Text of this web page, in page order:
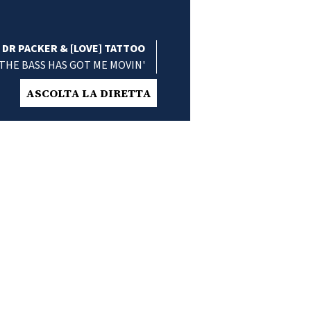
DR PACKER & [LOVE] TATTOO
BASS HAS GOT ME MOVIN'
ASCOLTA LA DIRETTA